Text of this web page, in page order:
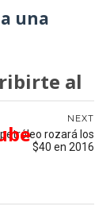
una
al
NEXT
rozará los
$40 en 2016